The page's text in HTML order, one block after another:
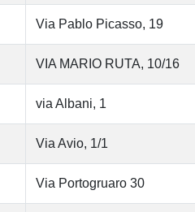
Via Pablo Picasso, 19
VIA MARIO RUTA, 10/16
via Albani, 1
Via Avio, 1/1
Via Portogruaro 30